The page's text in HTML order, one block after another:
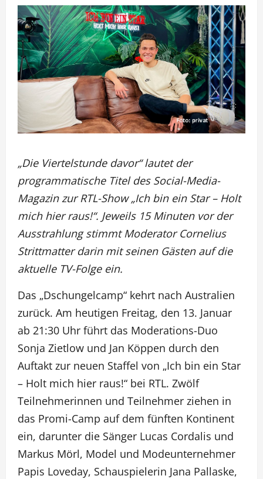
„Die Viertelstunde davor“ lautet der
programmatische Titel des Social-Media-
Magazin zur RTL-Show „Ich bin ein Star – Holt
mich hier raus!“. Jeweils 15 Minuten vor der
Ausstrahlung stimmt Moderator Cornelius
Strittmatter darin mit seinen Gästen auf die
aktuelle TV-Folge ein.
Das „Dschungelcamp“ kehrt nach Australien
zurück. Am heutigen Freitag, den 13. Januar
ab 21:30 Uhr führt das Moderations-Duo
Sonja Zietlow und Jan Köppen durch den
Auftakt zur neuen Staffel von „Ich bin ein Star
– Holt mich hier raus!“ bei RTL. Zwölf
Teilnehmerinnen und Teilnehmer ziehen in
das Promi-Camp auf dem fünften Kontinent
ein, darunter die Sänger Lucas Cordalis und
Markus Mörl, Model und Modeunternehmer
Papis Loveday, Schauspielerin Jana Pallaske,